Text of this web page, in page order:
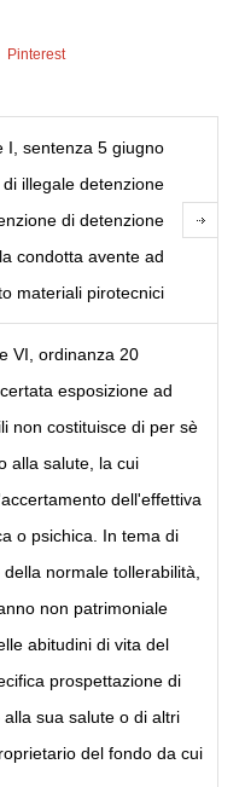
Pinterest
I, sentenza 5 giugno
illegale detenzione
di detenzione
condotta avente ad
materiali pirotecnici
VI, ordinanza 20
esposizione ad
non costituisce di per sè
alla salute, la cui
dell'effettiva
o psichica. In tema di
normale tollerabilità,
non patrimoniale
abitudini di vita del
prospettazione di
sua salute o di altri
del fondo da cui